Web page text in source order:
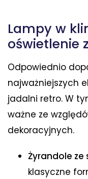
Lampy w
oświetlenie
Odpowiednio
najważniejszych
jadalni retro. W
ważne ze
dekoracyjnych.
Żyrandole ze
klasyczne